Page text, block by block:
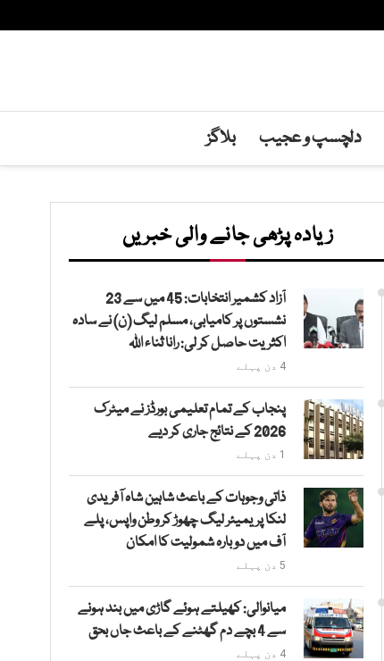
دلچسپ و عجیب بلاگز
زیادہ پڑھی جانے والی خبریں
آزاد کشمیر انتخابات: 45 میں سے 23
نشستوں پر کامیابی، مسلم لیگ (ن) نے سادہ
اکثریت حاصل کر لی: رانا ثناء اللہ
4 دن پہلے
پنجاب کے تمام تعلیمی بورڈز نے میٹرک
2026 کے نتائج جاری کر دیے
1 دن پہلے
ذاتی وجوہات کے باعث شاہین شاہ آفریدی
لنکا پریمیئر لیگ چھوڑ کر وطن واپس، پلے
آف میں دوبارہ شمولیت کا امکان
5 دن پہلے
میانوالی: کھیلتے ہوئے گاڑی میں بند ہونے
سے 4 بچے دم گھٹنے کے باعث جاں بحق
4 دن پہلے